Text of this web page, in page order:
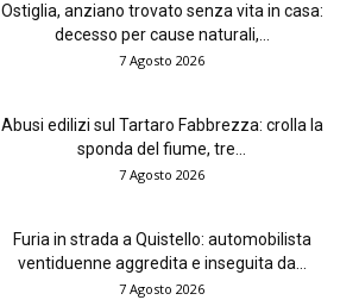
Ostiglia, anziano trovato senza vita in casa:
decesso per cause naturali,...
7 Agosto 2026
Abusi edilizi sul Tartaro Fabbrezza: crolla la
sponda del fiume, tre...
7 Agosto 2026
Furia in strada a Quistello: automobilista
ventiduenne aggredita e inseguita da...
7 Agosto 2026